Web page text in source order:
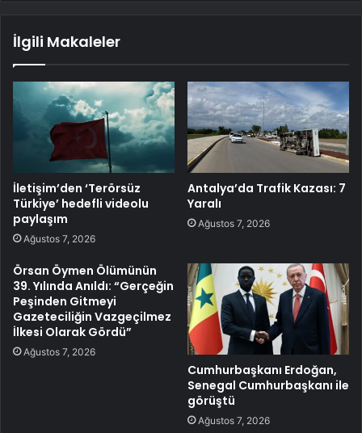
İlgili Makaleler
İletişim’den ‘Terörsüz
Türkiye’ hedefli videolu
paylaşım
Ağustos 7, 2026
Antalya’da Trafik Kazası: 7
Yaralı
Ağustos 7, 2026
Örsan Öymen Ölümünün
39. Yılında Anıldı: “Gerçeğin
Peşinden Gitmeyi
Gazeteciliğin Vazgeçilmez
İlkesi Olarak Gördü”
Ağustos 7, 2026
Cumhurbaşkanı Erdoğan,
Senegal Cumhurbaşkanı ile
görüştü
Ağustos 7, 2026